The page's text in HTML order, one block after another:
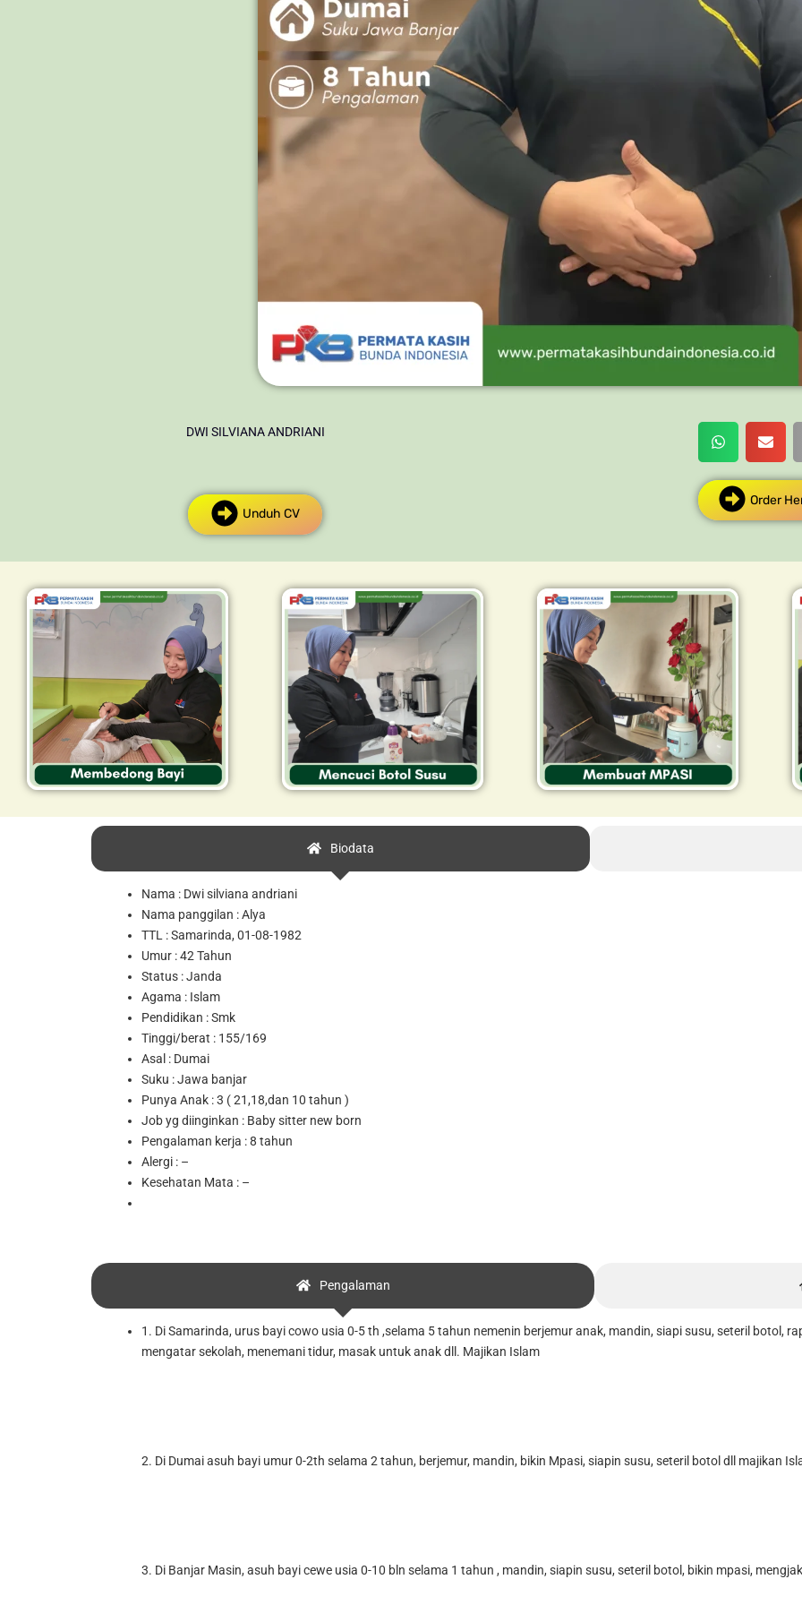
DWI SILVIANA ANDRIANI
Unduh CV
Order
Biodata
Nama : Dwi silviana andriani
Nama panggilan :Alya
TTL : Samarinda, 01-08-1982
Umur : 42 Tahun
Status :Janda
Agama : Islam
Pendidikan : Smk
Tinggi/berat : 155/169
Asal : Dumai
Suku : Jawa banjar
Punya Anak : 3 ( 21,18,dan 10 tahun )
Job yg diinginkan : Baby sitter new born
Pengalaman kerja : 8 tahun
Alergi : –
Kesehatan Mata : –
Pengalaman
1. Di Samarinda, urus bayi cowo usia 0-5 th ,selama 5 tahun nemenin berjemur anak, mandin, siapisusu, seteril botol,
mengatar sekolah, menemani tidur, masak untuk anak dll. Majikan Islam
2. Di Dumai asuh bayi umur 0-2th selama 2 tahun, berjemur, mandin, bikin Mpasi, siapin susu, seteril botol dll majikan
3. Di Banjar Masin, asuh bayi cewe usia 0-10 bln selama 1 tahun , mandin, siapin susu, seteril botol, bikin mpasi,